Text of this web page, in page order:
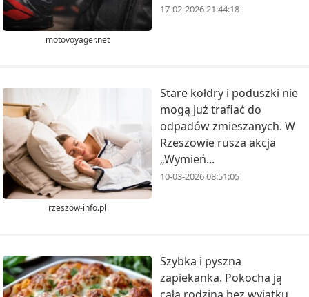
motovoyager.net
17-02-2026 21:44:18
rzeszow-info.pl
Stare kołdry i poduszki nie
mogą już trafiać do
odpadów zmieszanych. W
Rzeszowie rusza akcja
„Wymień...
10-03-2026 08:51:05
Szybka i pyszna
zapiekanka. Pokocha ją
cała rodzina bez wyjątku